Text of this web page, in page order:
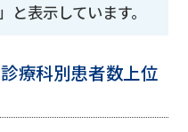
表示しています。
療科別患者数上位